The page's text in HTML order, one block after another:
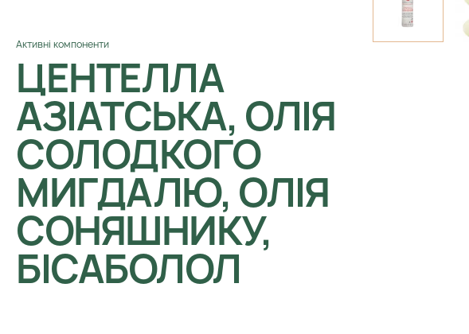
Активні компоненти
ЦЕНТЕЛЛА
АЗІАТСЬКА, ОЛІЯ
СОЛОДКОГО
МИГДАЛЮ, ОЛІЯ
СОНЯШНИКУ,
БІСАБОЛОЛ